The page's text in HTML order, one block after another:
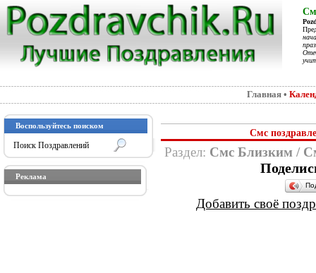
Главная •
Воспользуйтесь поиском
Реклама
Смс
Раздел: Смс Близким /
Добавить своё